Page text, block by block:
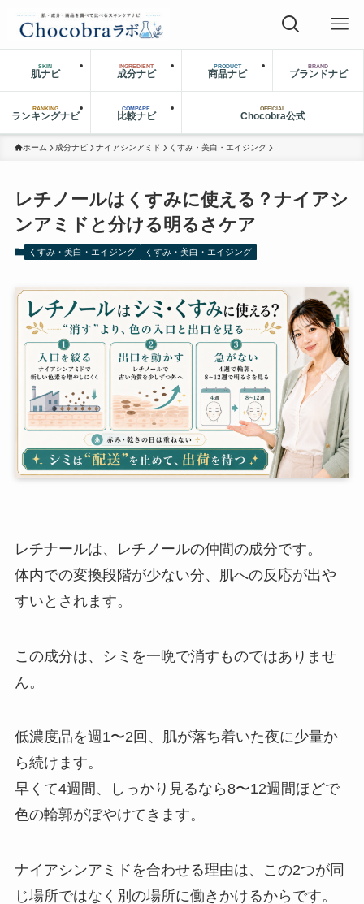
SKIN
肌ナビ
INGREDIENT
成分ナビ
PRODUCT
商品ナビ
BRAND
ブランドナビ
RANKING
ランキングナビ
COMPARE
比較ナビ
OFFICIAL
Chocobra公式
ホーム 成分ナビ ナイアシンアミド くすみ・美白・エイジング
レチノールはくすみに使える？ナイアシ
ンアミドと分ける明るさケア
くすみ・美白・エイジング くすみ・美白・エイジング
レチナールは、レチノールの仲間の成分です。
体内での変換段階が少ない分、肌への反応が出や
すいとされます。
この成分は、シミを一晩で消すものではありませ
ん。
低濃度品を週1〜2回、肌が落ち着いた夜に少量か
ら続けます。
早くて4週間、しっかり見るなら8〜12週間ほどで
色の輪郭がぼやけてきます。
ナイアシンアミドを合わせる理由は、この2つが同
じ場所ではなく別の場所に働きかけるからです。